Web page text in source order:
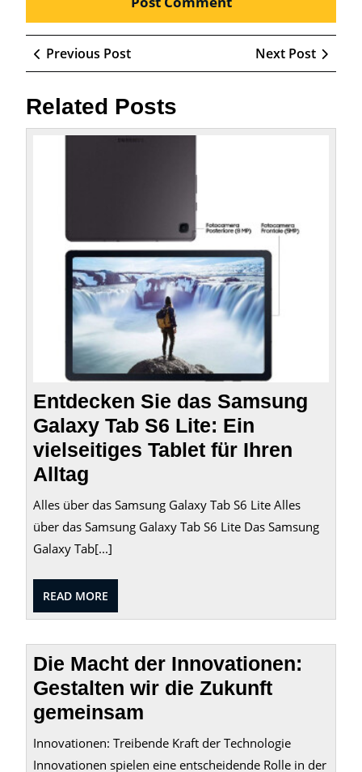
Beitragsnavigation
Previous PostPrevious
Post
Next Post
Next
Post
Related Posts
Entdecken Sie das Samsung
Galaxy Tab S6 Lite: Ein
vielseitiges Tablet für Ihren
Alltag
Alles über das Samsung Galaxy Tab S6 Lite Alles
über das Samsung Galaxy Tab S6 Lite Das Samsung
Galaxy Tab[...]
READ MORE
MORE
Die Macht der Innovationen:
Gestalten wir die Zukunft
gemeinsam
Innovationen: Treibende Kraft der Technologie
Innovationen spielen eine entscheidende Rolle in der